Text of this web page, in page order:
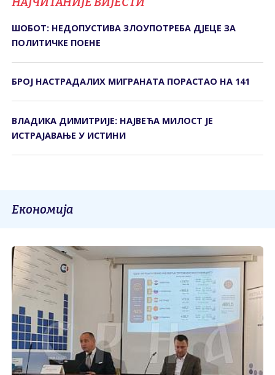
ШОБОТ: НЕДОПУСТИВА ЗЛОУПОТРЕБА ДЈЕЦЕ ЗА
ПОЛИТИЧКЕ ПОЕНЕ
БРОЈ НАСТРАДАЛИХ МИГРАНАТА ПОРАСТАО НА 141
ВЛАДИКА ДИМИТРИЈЕ: НАЈВЕЋА МИЛОСТ ЈЕ
ИСТРАЈАВАЊЕ У ИСТИНИ
Економија